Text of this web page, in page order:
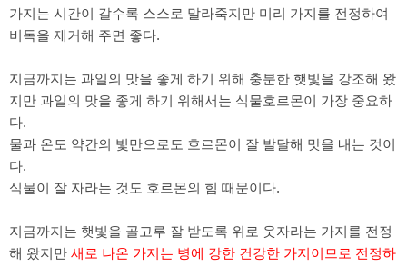
가지는 시간이 갈수록 스스로 말라죽지만 미리 가지를 전정하여
비독을 제거해 주면 좋다.
지금까지는 과일의 맛을 좋게 하기 위해 충분한 햇빛을 강조해 왔
지만 과일의 맛을 좋게 하기 위해서는 식물호르몬이 가장 중요하
다.
물과 온도 약간의 빛만으로도 호르몬이 잘 발달해 맛을 내는 것이
다.
식물이 잘 자라는 것도 호르몬의 힘 때문이다.
지금까지는 햇빛을 골고루 잘 받도록 위로 웃자라는 가지를 전정
해 왔지만 새로 나온 가지는 병에 강한 건강한 가지이므로 전정하